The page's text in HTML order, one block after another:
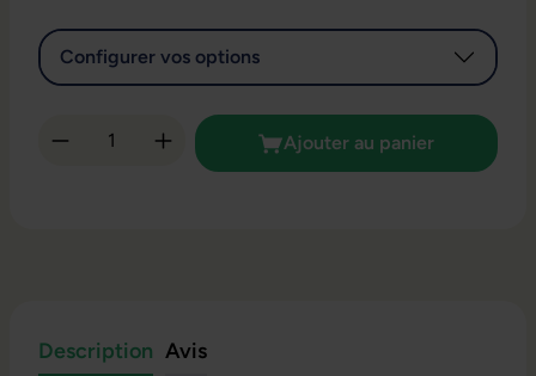
Configurer vos options
Quantité de produit : Entrez la quantité
Ajouter au panier
Description Avis